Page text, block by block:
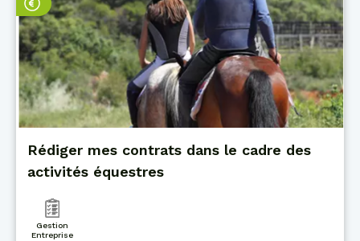
Rédiger mes contrats dans le cadre des
activités équestres
Gestion
Entreprise